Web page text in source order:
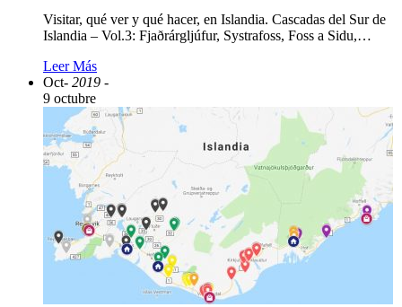
Visitar, qué ver y qué hacer, en Islandia. Cascadas del Sur de
Islandia – Vol.3: Fjaðrárgljúfur, Systrafoss, Foss a Sidu,…
Leer Más
Oct- 2019 -
9 octubre